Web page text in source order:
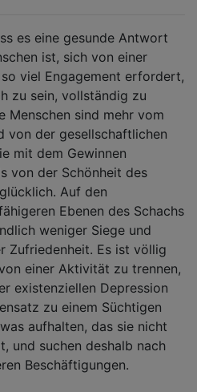
es eine gesunde Antwort
ist, sich von einer
viel Engagement erfordert,
zu sein, vollständig zu
Menschen sind mehr vom
von der gesellschaftlichen
mit dem Gewinnen
von der Schönheit des
Auf den
Ebenen des Schachs
weniger Siege und
Zufriedenheit. Es ist völlig
einer Aktivität zu trennen,
existenziellen Depression
zu einem Süchtigen
aufhalten, das sie nicht
und suchen deshalb nach
Beschäftigungen.